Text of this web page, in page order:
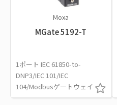
Moxa
MGate 5192-T
1ポート IEC 61850-to-
DNP3/IEC 101/IEC
104/Modbusゲートウェイ